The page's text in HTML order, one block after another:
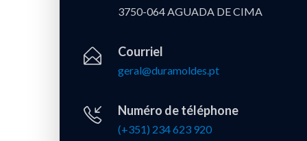
3750-064 AGUADA DE CIMA
Courriel
geral@duramoldes.pt
Numéro de téléphone
(+351) 234 623 920